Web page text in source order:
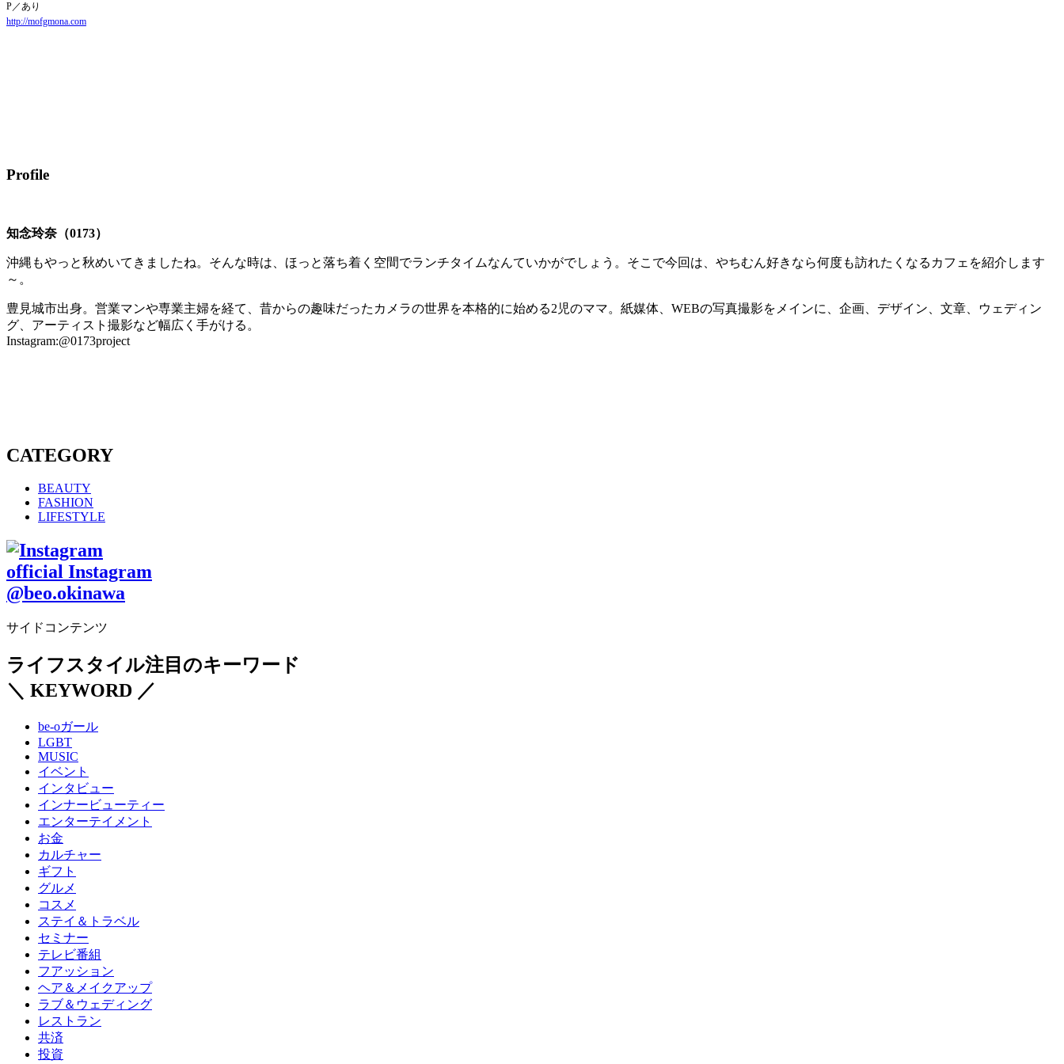
P／あり
http://mofgmona.com
Profile
知念玲奈（0173）
沖縄もやっと秋めいてきましたね。そんな時は、ほっと落ち着く空間でランチタイムなんていかがでしょう。そこで今回は、やちむん好きなら何度も訪れたくなるカフェを紹介します
～。
豊見城市出身。営業マンや専業主婦を経て、昔からの趣味だったカメラの世界を本格的に始める2児のママ。紙媒体、WEBの写真撮影をメインに、企画、デザイン、文章、ウェディン
グ、アーティスト撮影など幅広く手がける。
Instagram:@0173project
CATEGORY
BEAUTY
FASHION
LIFESTYLE
official Instagram
@beo.okinawa
サイドコンテンツ
ライフスタイル注目のキーワード
＼ KEYWORD ／
be-oガール
LGBT
MUSIC
イベント
インタビュー
インナービューティー
エンターテイメント
お金
カルチャー
ギフト
グルメ
コスメ
ステイ＆トラベル
セミナー
テレビ番組
フアッション
ヘア＆メイクアップ
ラブ＆ウェディング
レストラン
共済
投資